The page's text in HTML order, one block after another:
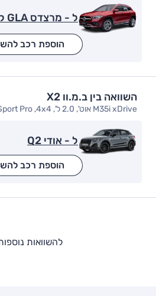
ל - מרצדס GLA קלאס
הוספת רכב
השוואה בין ב.מ.וו X2
M35i xDrive אוט', 2.0 ל', M-Sport Pro ,4x4
ל - אודי Q2
הוספת רכב
להשוואות